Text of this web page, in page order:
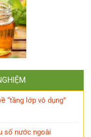
“tầng lớp vô dụng”
số nước ngoài